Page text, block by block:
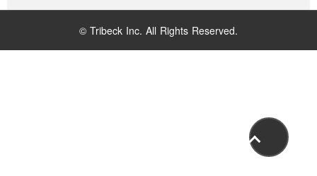
© Tribeck Inc. All Rights Reserved.